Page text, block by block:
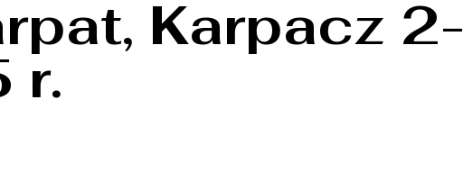
Karpacz 2-
r.